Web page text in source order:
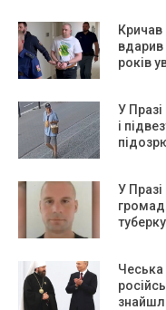
Кричав
вдарив
років
У
і
У
Чеська